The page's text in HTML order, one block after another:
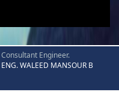
Consultant Engineer.
ENG. WALEED MANSOUR B